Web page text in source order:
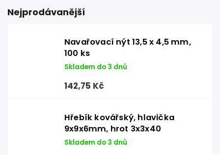
Nejprodávanější
Navařovací nýt 13,5 x 4,5 mm,
100 ks
Skladem do 3 dnů
142,75 Kč
Hřebík kovářský, hlavička
9x9x6mm, hrot 3x3x40
Skladem do 3 dnů